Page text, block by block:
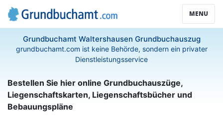
MENU
Grundbuchamt Waltershausen Grundbuchauszug
grundbuchamt.com ist keine Behörde, sondern ein privater
Dienstleistungsservice
Bestellen Sie hier online Grundbuchauszüge,
Liegenschaftskarten, Liegenschaftsbücher und
Bebauungspläne